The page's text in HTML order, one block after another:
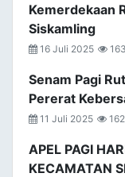
Kemerdekaan
Siskamling
16 Juli 2025
Senam Pagi
Pererat
11 Juli 2025
APEL PAGI
KECAMATAN